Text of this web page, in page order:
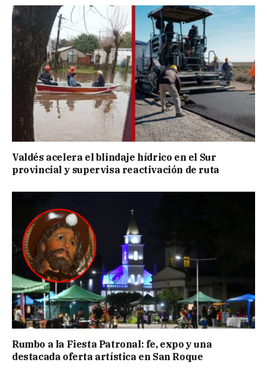
Valdés acelera el blindaje hídrico en el Sur
provincial y supervisa reactivación de ruta
Rumbo a la Fiesta Patronal: fe, expo y una
destacada oferta artística en San Roque